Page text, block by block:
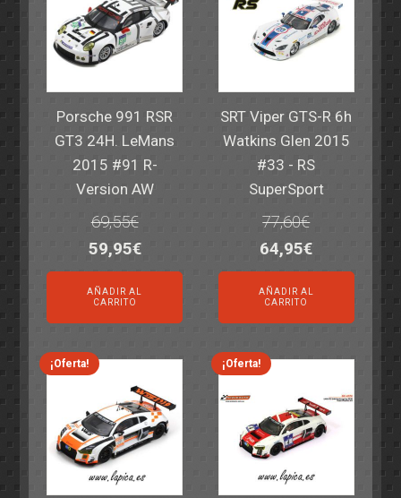
Porsche 991 RSR
GT3 24H. LeMans
2015 #91 R-
Version AW
69,55€
El
precio
original
era:
69,55€.
59,95€El
precio
actual
es:
59,95€.
AÑADIR AL
CARRITO
SRT Viper GTS-R 6h
Watkins Glen 2015
#33 - RS
SuperSport
77,60€
El
precio
original
era:
77,60€.
64,95€El
precio
actual
es:
64,95€.
AÑADIR AL
CARRITO
¡Oferta! ¡Oferta!